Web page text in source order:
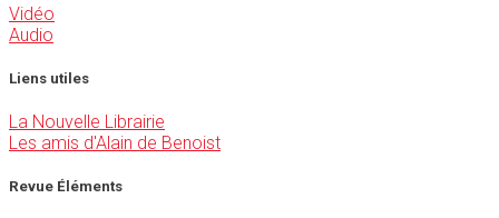
Vidéo
Audio
Liens utiles
La Nouvelle Librairie
Les amis d'Alain de Benoist
Revue Éléments